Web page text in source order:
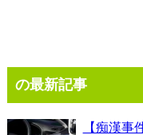
の最新記事
【痴漢事